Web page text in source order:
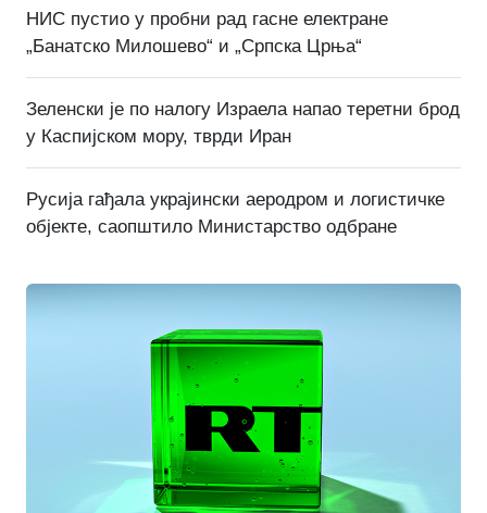
НИС пустио у пробни рад гасне електране
„Банатско Милошево“ и „Српска Црња“
Зеленски је по налогу Израела напао теретни брод
у Каспијском мору, тврди Иран
Русија гађала украјински аеродром и логистичке
објекте, саопштило Министарство одбране